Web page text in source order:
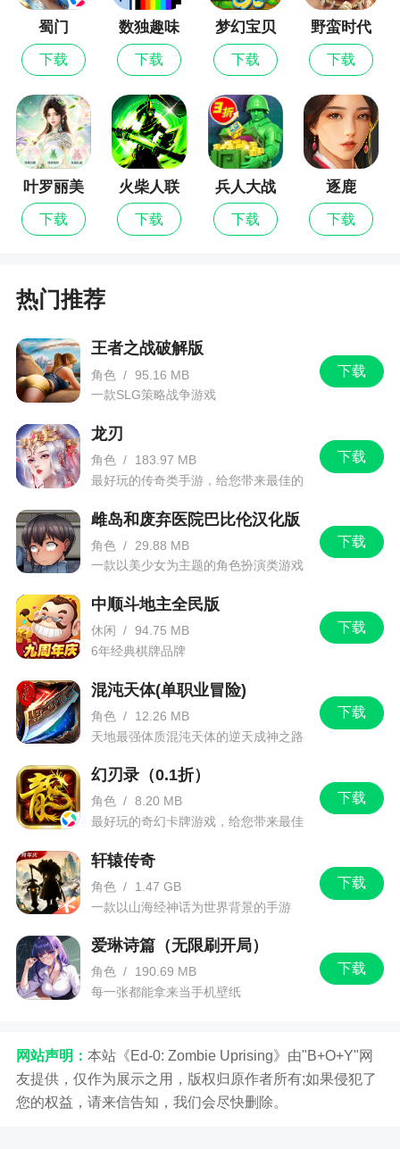
6.新增宠物贫血buff
7.窝棚未解锁的情况下，抓捕野兽回到安全屋会
触发霍弗上门的事件，对话后给予解锁窝棚配方的
道具
8.移除原霍弗上门的事件
9.战棋和战棋EA窝棚等级上限提升至2级，宿舍
上限开放至15个
10.新增窝棚装修风格的功能和幸福度buff
12.战旗模式宠物视野更新
13.新增野兽驼鹿
14.优化生物基因与天赋，契合亲密度相关内容
1.冒险者行动黑骑佣兵天赋增强
2.优化了上传存档的弹出提示
3.每日签到、官方福利、购卡福利增加NEW提
示，设置可开关
5.黑券商城筛选新增已售罄、未解锁
6.设置新增
-当装备的武器耐久为0后，退出自动战斗
-战斗结束后自动退出战斗
7.探索点移动修改
三、修复了之前版本诸多bug
四、双倍充值在2026年7月31日0点重置
蜀门
下载
数独趣味
闯关
下载
梦幻宝贝
下载
野蛮时代
下载
叶罗丽美
颜公主
下载
火柴人联
盟3
下载
兵人大战
下载
逐鹿
下载
热门推荐
下载
王者之战破解版
角色 / 95.16 MB
一款SLG策略战争游戏
下载
龙刃
角色 /
183.97 MB
最好玩的传奇类手游，给您带来最佳的
下载
雌岛和废弃医院巴比伦汉化版
角色 /
29.88 MB
一款以美少女为主题的角色扮演类游戏
下载
中顺斗地主全民版
休闲 / 94.75 MB
6年经典棋牌品牌
下载
混沌天体(单职业冒险)
角色 /
12.26 MB
天地最强体质混沌天体的逆天成神之路
下载
幻刃录（0.1折）
角色 / 8.20 MB
最好玩的奇幻卡牌游戏，给您带来最佳
下载
轩辕传奇
角色 /
1.47 GB
一款以山海经神话为世界背景的手游
下载
爱琳诗篇（无限刷开局）
角色 /
190.69 MB
每一张都能拿来当手机壁纸
网站声明： 本站《Ed-0: Zombie Uprising》由"B+O+Y"网
友提供，仅作为展示之用，版权归原作者所有;如果侵犯了
您的权益，请来信告知，我们会尽快删除。